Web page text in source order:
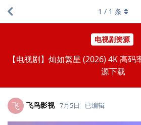
电视剧资源
【电视剧】灿如繁星 (2026) 4K 高
源下载
1 / 1 条
飞 飞鸟影视 7月5日 已编辑